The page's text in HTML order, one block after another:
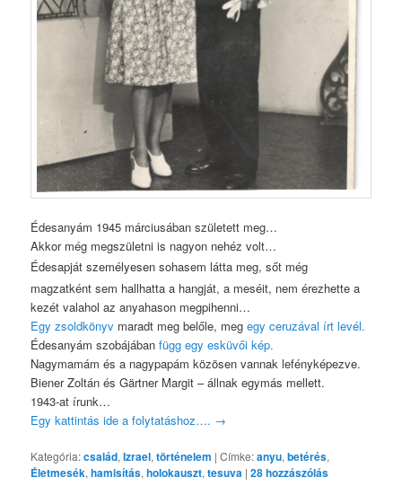
Édesanyám 1945 márciusában született meg…
Akkor még megszületni is nagyon nehéz volt…
Édesapjátszemélyesen sohasem látta meg, sőt még
magzatként sem hallhatta a hangját, a meséit, nem érezhette a
kezét valahol az anyahason megpihenni…
Egy zsoldkönyv maradt meg belőle, megegy ceruzával írt levél.
Édesanyám szobájában függ egy esküvői kép.
Nagymamám és a nagypapám közösen vannak lefényképezve.
Biener Zoltán és Gärtner Margit – állnak egymás mellett.
1943-at írunk…
Egy kattintás ide a folytatáshoz…. →
Kategória:család,Izrael,történelem |Címke:anyu,betérés,
Életmesék,hamisítás,holokauszt,tesuva |28hozzászólás